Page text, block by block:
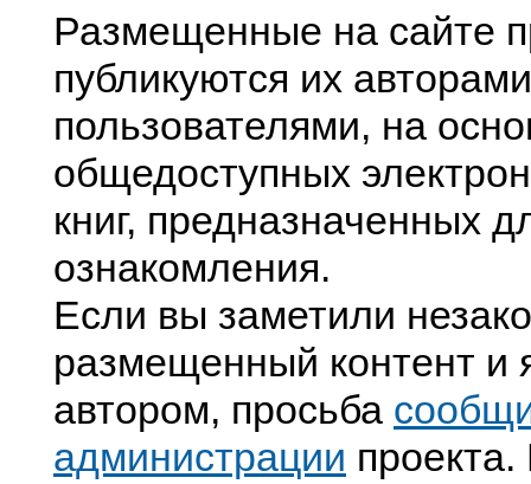
Размещенные на сайте
публикуются их
пользователями, на
общедоступных
книг, предназначенных
ознакомления.
Если вы заметили
размещенный контент и
автором, просьба
администрации